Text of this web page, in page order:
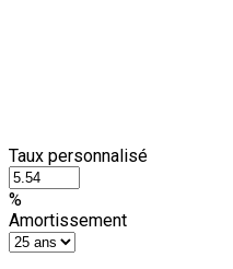
Taux personnalisé
%
Amortissement